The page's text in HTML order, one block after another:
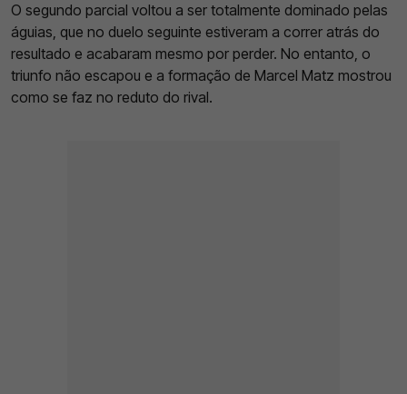
O segundo parcial voltou a ser totalmente dominado pelas
águias, que no duelo seguinte estiveram a correr atrás do
resultado e acabaram mesmo por perder. No entanto, o
triunfo não escapou e a formação de Marcel Matz mostrou
como se faz no reduto do rival.